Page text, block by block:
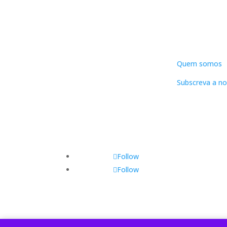
Follow
Follow
Quem somos
Subscreva a